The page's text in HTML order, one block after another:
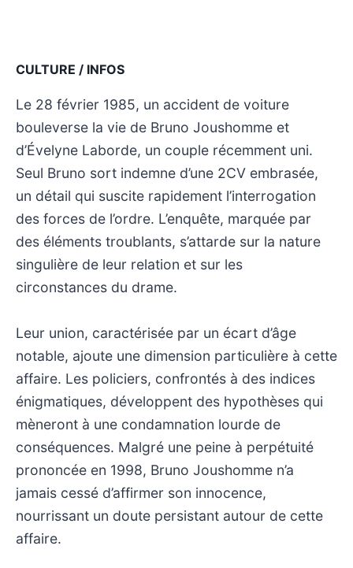
CULTURE / INFOS
Le 28 février 1985, un accident de voiture
bouleverse la vie de Bruno Joushomme et
d’Évelyne Laborde, un couple récemment uni.
Seul Bruno sort indemne d’une 2CV embrasée,
un détail qui suscite rapidement l’interrogation
des forces de l’ordre. L’enquête, marquée par
des éléments troublants, s’attarde sur la nature
singulière de leur relation et sur les
circonstances du drame.
Leur union, caractérisée par un écart d’âge
notable, ajoute une dimension particulière à cette
affaire. Les policiers, confrontés à des indices
énigmatiques, développent des hypothèses qui
mèneront à une condamnation lourde de
conséquences. Malgré une peine à perpétuité
prononcée en 1998, Bruno Joushomme n’a
jamais cessé d’affirmer son innocence,
nourrissant un doute persistant autour de cette
affaire.